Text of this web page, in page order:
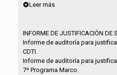
Leer más
INFORME DE JUSTIFICACIÓN DE
Informe de auditoría para
CDTI.
Informe de auditoría para
7º Programa Marco.